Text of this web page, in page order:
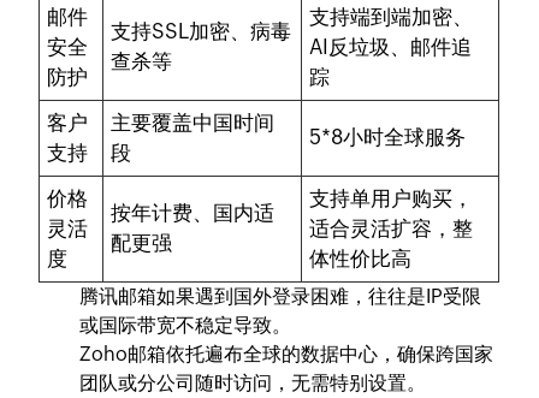
邮件
安全
防护
支持SSL加密、病毒
查杀等
支持端到端加密、
AI反垃圾、邮件追
踪
客户
支持
主要覆盖中国时间
段
5*8小时全球服务
价格
灵活
度
按年计费、国内适
配更强
支持单用户购买，
适合灵活扩容，整
体性价比高
腾讯邮箱如果遇到国外登录困难，往往是IP受限
或国际带宽不稳定导致。
Zoho邮箱依托遍布全球的数据中心，确保跨国家
团队或分公司随时访问，无需特别设置。